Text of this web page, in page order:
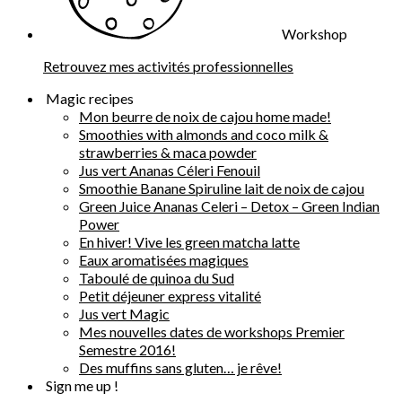
Workshop
Retrouvez mes activités professionnelles
Magic recipes
Mon beurre de noix de cajou home made!
Smoothies with almonds and coco milk &
strawberries & maca powder
Jus vert Ananas Céleri Fenouil
Smoothie Banane Spiruline lait de noix de cajou
Green Juice Ananas Celeri – Detox – Green Indian
Power
En hiver! Vive les green matcha latte
Eaux aromatisées magiques
Taboulé de quinoa du Sud
Petit déjeuner express vitalité
Jus vert Magic
Mes nouvelles dates de workshops Premier
Semestre 2016!
Des muffins sans gluten… je rêve!
Sign me up !